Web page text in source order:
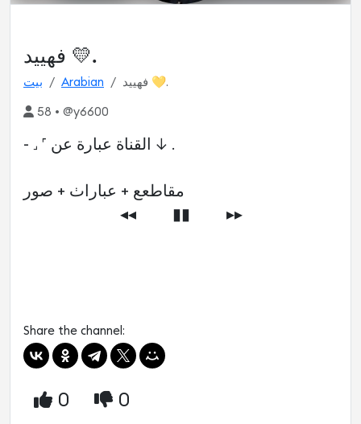
فهييد 💛.
بيت Arabian فهييد 💛.
58 • @y6600
- ˼‏ القناة عبارة عن ˹ ‏↓ .
مقاطعع + عباراٺ + صور
‏⠀⠀ ⠀⠀ ⠀⠀ ⠀◂◂⠀⠀⠀▮▮⠀⠀⠀▸▸⠀
Share the channel:
0 0